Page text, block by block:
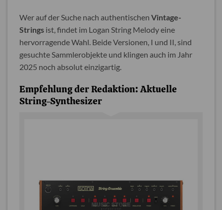
Wer auf der Suche nach authentischen Vintage-
Strings ist, findet im Logan String Melody eine
hervorragende Wahl. Beide Versionen, I und II, sind
gesuchte Sammlerobjekte und klingen auch im Jahr
2025 noch absolut einzigartig.
Empfehlung der Redaktion: Aktuelle
String-Synthesizer